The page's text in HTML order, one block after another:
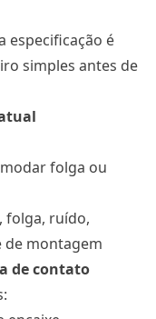
especificação é
simples antes de
folga ou
folga, ruído,
de montagem
de contato